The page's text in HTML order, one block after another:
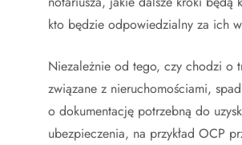
kto będzie odpowiedzialny za ich
Niezależnie od tego, czy chodzi o
związane z nieruchomościami,
o dokumentację potrzebną do
ubezpieczenia, na przykład OCP